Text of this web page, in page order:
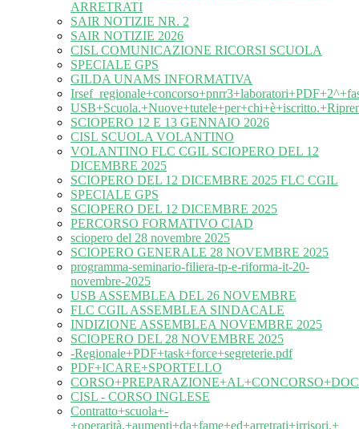
ARRETRATI
SAIR NOTIZIE NR. 2
SAIR NOTIZIE 2026
CISL COMUNICAZIONE RICORSI SCUOLA
SPECIALE GPS
GILDA UNAMS INFORMATIVA
SCIOPERO 12 E 13 GENNAIO 2026
CISL SCUOLA VOLANTINO
VOLANTINO FLC CGIL SCIOPERO DEL 12
DICEMBRE 2025
SCIOPERO DEL 12 DICEMBRE 2025 FLC CGIL
SPECIALE GPS
SCIOPERO DEL 12 DICEMBRE 2025
PERCORSO FORMATIVO CIAD
sciopero del 28 novembre 2025
SCIOPERO GENERALE 28 NOVEMBRE 2025
programma-seminario-filiera-tp-e-riforma-it-20-
novembre-2025
USB ASSEMBLEA DEL 26 NOVEMBRE
FLC CGIL ASSEMBLEA SINDACALE
INDIZIONE ASSEMBLEA NOVEMBRE 2025
SCIOPERO DEL 28 NOVEMBRE 2025
-Regionale+PDF+task+force+segreterie.pdf
PDF+ICARE+SPORTELLO
CISL - CORSO INGLESE
Contratto+scuola+-
+operarità,+aumenti+da+fame+ed+arretrati+irrisori.+